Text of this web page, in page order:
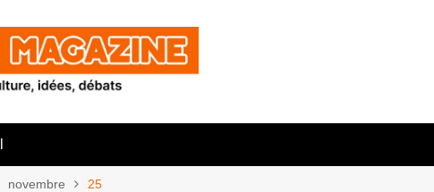
novembre 25